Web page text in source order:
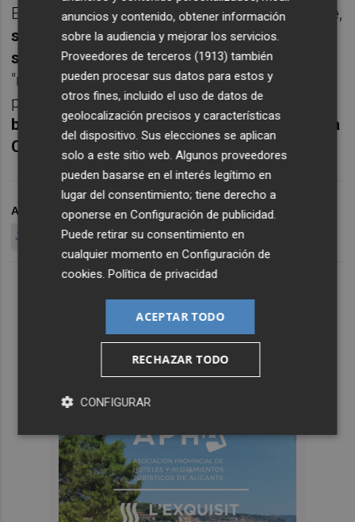
En clave colectiva ha dicho que en el Jimbee,
segundo clasificado con 48 puntos
sumados, a dos del líder Levante, pretende
"mantener la situación en la que estamos y
para eso hay queir partido a partido en
busca de cada tres puntos y luego llegará la
Copa de España".
ARCHIVADO EN FÚTBOL SALA PRIMERA DIVISIÓN
JIMBEE CARTAGENA
MELLADO
anuncios y contenido, obtener información
sobre la audiencia y mejorar los servicios.
Proveedores de terceros (1913) también
pueden procesar sus datos para estos y
otros fines, incluido el uso de datos de
geolocalización precisos y características
del dispositivo. Sus elecciones se aplican
solo a este sitio web. Algunos proveedores
pueden basarse en el interés legítimo en
lugar del consentimiento; tiene derecho a
oponerse enConfiguración de publicidad.
Puede retirar su consentimiento en
cualquier momento enConfiguración de
cookies.Política de privacidad
ACEPTAR TODO
RECHAZAR TODO
CONFIGURAR